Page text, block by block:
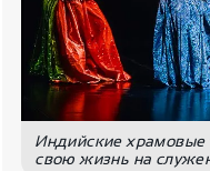
Индийские
свою жизнь на